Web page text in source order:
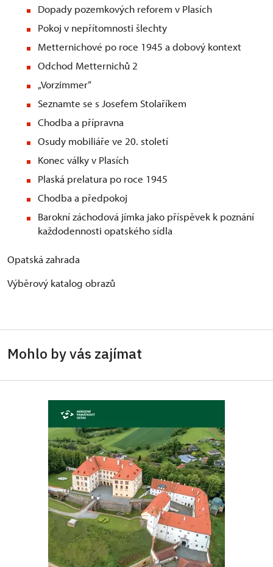
Dopady pozemkových reforem v Plasích
Pokoj v nepřítomnosti šlechty
Metternichové po roce 1945 a dobový kontext
Odchod Metternichů 2
„Vorzimmer“
Seznamte se s Josefem Stolaříkem
Chodba a přípravna
Osudy mobiliáře ve 20. století
Konec války v Plasích
Plaská prelatura po roce 1945
Chodba a předpokoj
Barokní záchodová jímka jako příspěvek k poznání
každodennosti opatského sídla
Opatská zahrada
Výběrový katalog obrazů
Mohlo by vás zajímat